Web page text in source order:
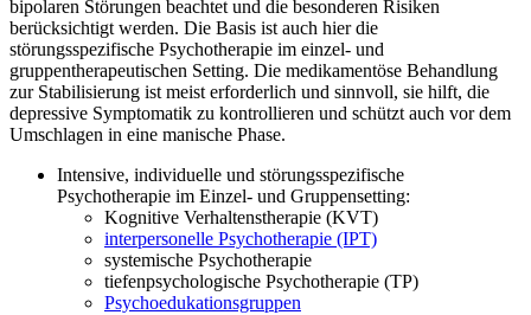
bipolaren Störungen beachtet und die besonderen Risiken
berücksichtigt werden. Die Basis ist auch hier die
störungsspezifische Psychotherapie im einzel- und
gruppentherapeutischen Setting. Die medikamentöse Behandlung
zur Stabilisierung ist meist erforderlich und sinnvoll, sie hilft, die
depressive Symptomatik zu kontrollieren und schützt auch vor dem
Umschlagen in eine manische Phase.
Intensive, individuelle und störungsspezifische
Psychotherapie im Einzel- und Gruppensetting:
Kognitive Verhaltenstherapie (KVT)
interpersonelle Psychotherapie (IPT)
systemische Psychotherapie
tiefenpsychologische Psychotherapie (TP)
Psychoedukationsgruppen